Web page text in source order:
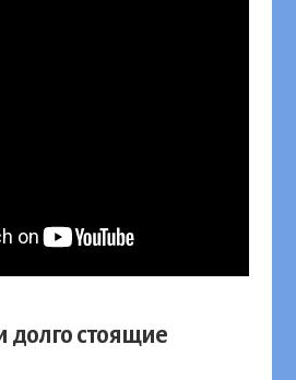
долго стоящие